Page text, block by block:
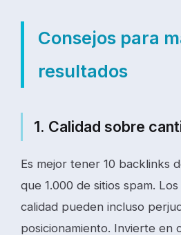
Consejos para
resultados
1. Calidad sobre
Es mejor tener 10 backlinks
que 1.000 de sitios spam.
calidad pueden incluso
posicionamiento. Invierte en